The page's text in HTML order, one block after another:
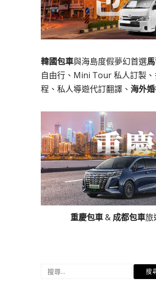
韓國包車與海島度假夢幻首選
自由行、Mini Tour 私人訂製
程、私人導遊代訂翻譯、 海外
重慶包車& 成都包車旅
搜